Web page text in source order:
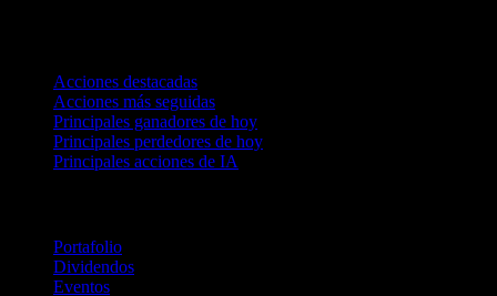
Acciones destacadas
Acciones más seguidas
Principales ganadores de hoy
Principales perdedores de hoy
Principales acciones de IA
Portafolio
Dividendos
Eventos